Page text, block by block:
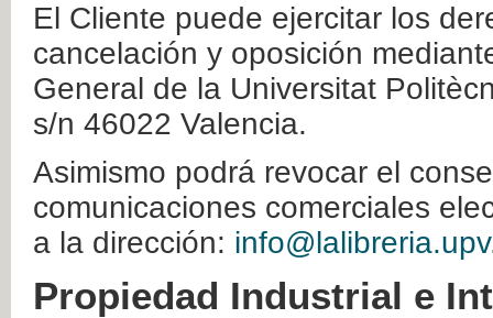
El Cliente puede ejercitar los
cancelación y oposición
General de la Universitat
s/n 46022 Valencia.
Asimismo podrá revocar el
comunicaciones comerciales
a la dirección:
Propiedad Industrial e